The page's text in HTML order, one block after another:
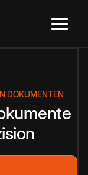
DOKUMENTEN